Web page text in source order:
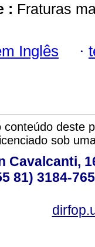
: Fraturas
Inglês ·
conteúdo deste
licenciado sob
Cavalcanti,
81) 3184-